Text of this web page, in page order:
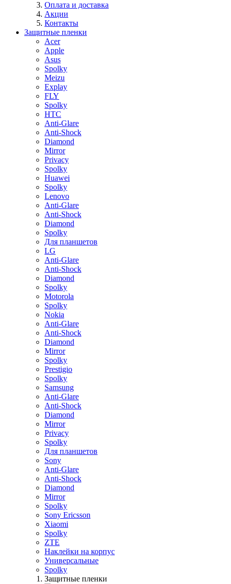
Оплата и доставка
Акции
Контакты
Защитные пленки
Acer
Apple
Asus
Spolky
Meizu
Explay
FLY
Spolky
HTC
Anti-Glare
Anti-Shock
Diamond
Mirror
Privacy
Spolky
Huawei
Spolky
Lenovo
Anti-Glare
Anti-Shock
Diamond
Spolky
Для планшетов
LG
Anti-Glare
Anti-Shock
Diamond
Spolky
Motorola
Spolky
Nokia
Anti-Glare
Anti-Shock
Diamond
Mirror
Spolky
Prestigio
Spolky
Samsung
Anti-Glare
Anti-Shock
Diamond
Mirror
Privacy
Spolky
Для планшетов
Sony
Anti-Glare
Anti-Shock
Diamond
Mirror
Spolky
Sony Ericsson
Xiaomi
Spolky
ZTE
Наклейки на корпус
Универсальные
Spolky
Защитные пленки